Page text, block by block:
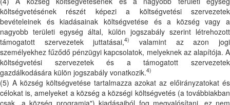
költségvetésének részét képezi a költségvetési szervezetek
bevételeinek és kiadásainak költségvetése és a község vagy a
nagyobb területi egység által, külön jogszabály szerint létrehozott
támogatott szervezetek juttatásai,4)
valamint az azon jogi
személyekhez fűződő pénzügyi kapcsolatok, melyeknek az alapítója. A
költségvetési szervezetek és a támogatott szervezetek
gazdálkodására külön jogszabály vonatkozik.4)
(5) A község költségvetése tartalmazza azokat az előirányzatokat és
célokat is, amelyeket a község a községi költségvetés (a továbbiakban
csak „a község programja") kiadásaiból fog megvalósítani, ez nem